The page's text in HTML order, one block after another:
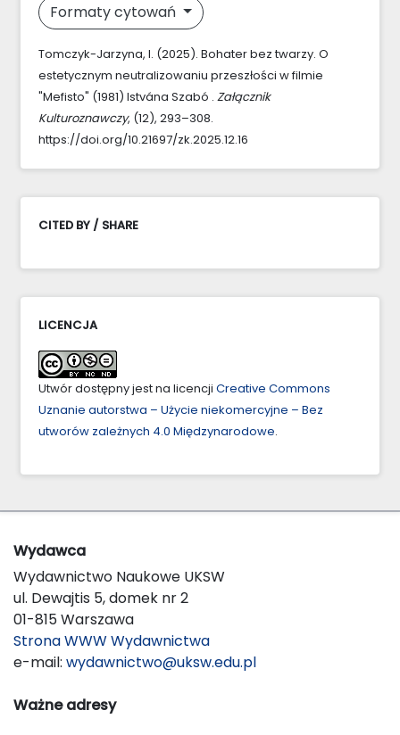
Formaty cytowań
Tomczyk-Jarzyna, I. (2025). Bohater bez twarzy. O
estetycznym neutralizowaniu przeszłości w filmie
"Mefisto" (1981) Istvána Szabó . Załącznik
Kulturoznawczy, (12), 293–308.
https://doi.org/10.21697/zk.2025.12.16
CITED BY / SHARE
LICENCJA
Utwór dostępny jest na licencji Creative Commons
Uznanie autorstwa – Użycie niekomercyjne – Bez
utworów zależnych 4.0 Międzynarodowe.
Wydawca
Wydawnictwo Naukowe UKSW
ul. Dewajtis 5, domek nr 2
01-815 Warszawa
Strona WWW Wydawnictwa
e-mail: wydawnictwo@uksw.edu.pl
Ważne adresy